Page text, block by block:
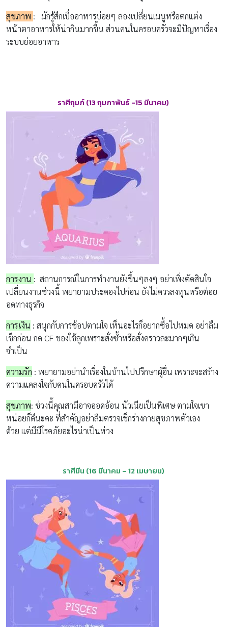
สุขภาพ : มักรู้สึกเบื่ออาหารบ่อยๆ ลองเปลี่ยนเมนูหรือตกแต่ง
หน้าตาอาหารให้น่ากินมากขึ้น ส่วนคนในครอบครัวจะมีปัญหาเรื่อง
ระบบย่อยอาหาร
ราศีกุมภ์(13กุมภาพันธ์-15 มีนาคม)
การงาน : สถานการณ์ในการทำงานยังขึ้นๆลงๆ อย่าเพิ่งตัดสินใจ
เปลี่ยนงานช่วงนี้ พยายามประคองไปก่อน ยังไม่ควรลงทุนหรือต่อย
อดทางธุรกิจ
การเงิน : สนุกกับการช้อปตามใจ เห็นอะไรก็อยากซื้อไปหมด อย่าลืม
เช็กก่อน กด CF ของใช้ลูกเพราะสั่งซ้ำหรือสั่งคราวละมากๆเกิน
จำเป็น
ความรัก : พยายามอย่านำเรื่องในบ้านไปปรึกษาผู้อื่น เพราะจะสร้าง
ความแคลงใจกับคนในครอบครัวได้
สุขภาพ: ช่วงนี้คุณสามีอาจออดอ้อน นัวเนียเป็นพิเศษ ตามใจเขา
หน่อยก็ดีนะคะ ที่สำคัญอย่าลืมตรวจเช็กร่างกายสุขภาพตัวเอง
ด้วย แต่มีมีโรคภัยอะไรน่าเป็นห่วง
ราศีมีน (16 มีนาคม – 12 เมษายน)